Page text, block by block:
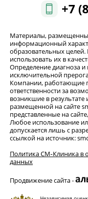
+7
Материалы,
информационный
образовательных
использовать их в
Определение диагноза
исключительной
Компании, работающие
ответственности за
возникшие в
размещенной на сайте
представленные на
Любое использование
допускается лишь с
ссылкой на источник:
Политика СМ‑Клиника в
данных
Продвижение сайта -